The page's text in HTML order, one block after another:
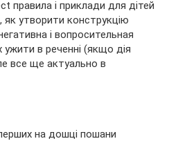
правила і приклади для дітей
утворити конструкцію
і вопросительная
в реченні (якщо дія
все ще актуально в
на дошці пошани